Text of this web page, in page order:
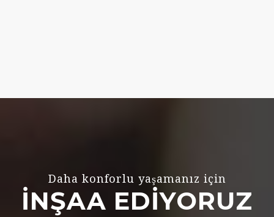
Daha konforlu yaşamanız için
İNŞAA EDİYORUZ